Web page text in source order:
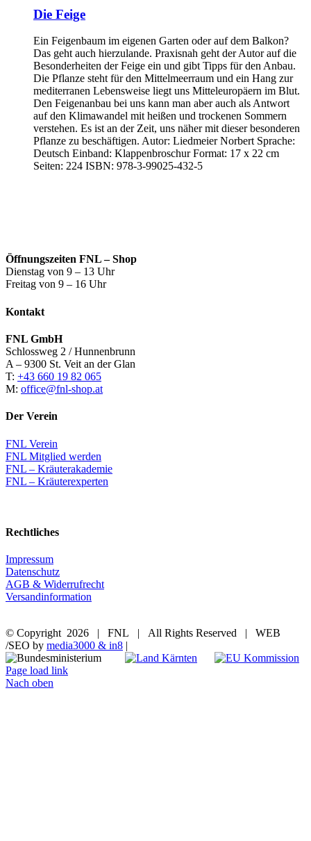
Die Feige
Ein Feigenbaum im eigenen Garten oder auf dem Balkon?
Das geht auch hierzulande. Praxisnah geht der Autor auf die
Besonderheiten der Feige ein und gibt Tipps für den Anbau.
Die Pflanze steht für den Mittelmeerraum und ein Hang zur
mediterranen Lebensweise liegt uns Mitteleuropäern im Blut.
Den Feigenanbau bei uns kann man aber auch als Antwort
auf den Klimawandel mit heißen und trockenen Sommern
verstehen. Es ist an der Zeit, uns näher mit dieser besonderen
Pflanze zu beschäftigen. Autor: Liedmeier Norbert Sprache:
Deutsch Einband: Klappenbroschur Format: 17 x 22 cm
Seiten: 224 ISBN: 978-3-99025-432-5
Öffnungszeiten FNL – Shop
Dienstag von 9 – 13 Uhr
Freitag von 9 – 16 Uhr
Kontakt
FNL GmbH
Schlossweg 2 / Hunnenbrunn
A – 9300 St. Veit an der Glan
T: +43 660 19 82 065
M: office@fnl-shop.at
Der Verein
FNL Verein
FNL Mitglied werden
FNL – Kräuterakademie
FNL – Kräuterexperten
Rechtliches
Impressum
Datenschutz
AGB & Widerrufrecht
Versandinformation
© Copyright 2026 | FNL | All Rights Reserved | WEB
/SEO by media3000 & in8 |
Page load link
Nach oben